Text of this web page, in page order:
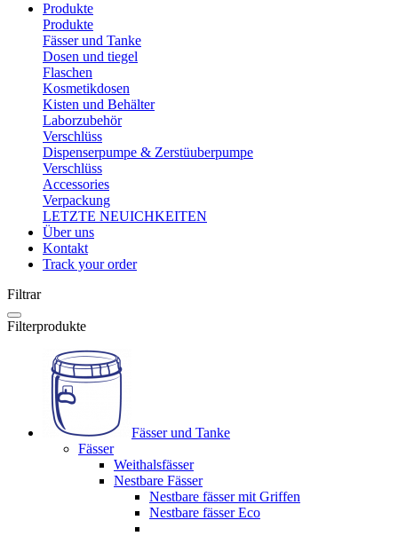
Produkte
Produkte
Fässer und Tanke
Dosen und tiegel
Flaschen
Kosmetikdosen
Kisten und Behälter
Laborzubehör
Verschlüss
Dispenserpumpe & Zerstüuberpumpe
Verschlüss
Accessories
Verpackung
LETZTE NEUICHKEITEN
Über uns
Kontakt
Track your order
Filtrar
Filterprodukte
Fässer und Tanke
Fässer
Weithalsfässer
Nestbare Fässer
Nestbare fässer mit Griffen
Nestbare fässer Eco